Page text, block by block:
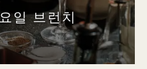
일 브런치